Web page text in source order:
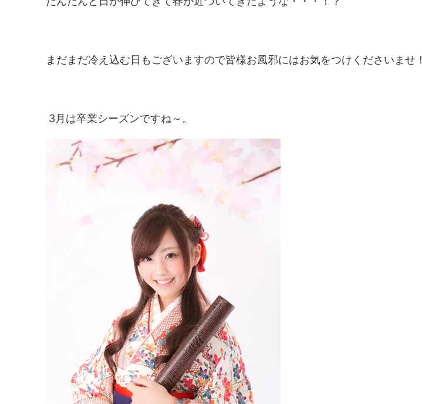
まだまだ冷え込む日もございますので皆様お風邪にはお気をつけくださいませ！
3月は卒業シーズンですね～。